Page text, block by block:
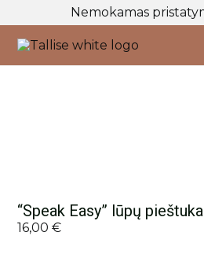
Nemokamas
Makiažo valymo
Veido prausikliai
Visos priemonės
Makiažo Priemonės
“Speak Easy” lūpų
16,00€